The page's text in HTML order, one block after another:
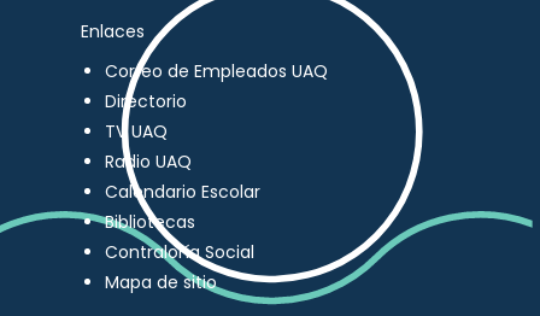
Enlaces
Correo de Empleados UAQ
Directorio
TV UAQ
Radio UAQ
Calendario Escolar
Bibliotecas
Contraloría Social
Mapa de sitio